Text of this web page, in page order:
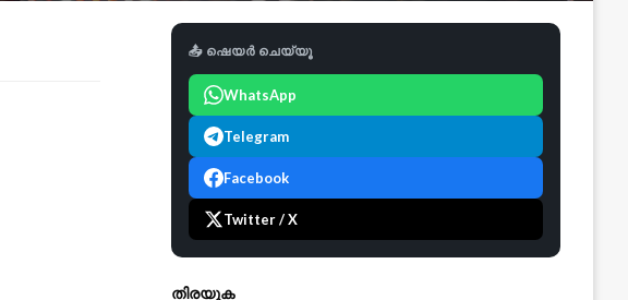
📤 ഷെയർ ചെയ്യൂ
WhatsApp
Telegram
Facebook
Twitter / X
തിരയുക